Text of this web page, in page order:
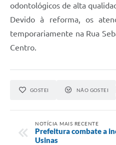
odontológicos de alta
Devido à reforma, os
temporariamente na Rua
Centro.
GOSTEI NÃO GOSTEI
NOTÍCIA MAIS RECENTE
Prefeitura combate a
Usinas